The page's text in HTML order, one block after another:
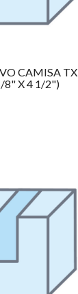
CAMISA TX
8" X 4 1/2")